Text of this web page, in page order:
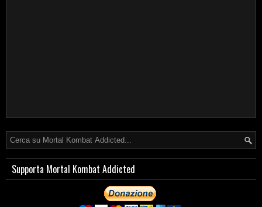
Supporta Mortal Kombat Addicted